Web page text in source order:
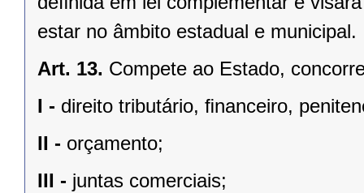
estar no âmbito estadual e municipal.
Art. 13. Compete ao Estado,
I - direito tributário, ﬁnanceiro,
II - orçamento;
III - juntas comerciais;